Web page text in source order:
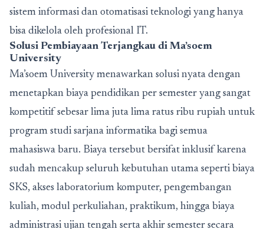
sistem informasi dan otomatisasi teknologi yang hanya
bisa dikelola oleh profesional IT.
Solusi Pembiayaan Terjangkau di Ma’soem
University
Ma’soem University menawarkan solusi nyata dengan
menetapkan biaya pendidikan per semester yang sangat
kompetitif sebesar lima juta lima ratus ribu rupiah untuk
program studi sarjana informatika bagi semua
mahasiswa baru. Biaya tersebut bersifat inklusif karena
sudah mencakup seluruh kebutuhan utama seperti biaya
SKS, akses laboratorium komputer, pengembangan
kuliah, modul perkuliahan, praktikum, hingga biaya
administrasi ujian tengah serta akhir semester secara